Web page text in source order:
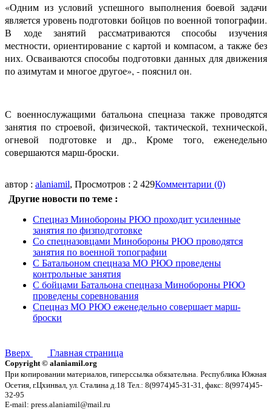
«Одним из условий успешного выполнения боевой задачи
является уровень подготовки бойцов по военной топографии.
В ходе занятий рассматриваются способы изучения
местности, ориентирование с картой и компасом, а также без
них. Осваиваются способы подготовки данных для движения
по азимутам и многое другое», - пояснил он.
С военнослужащими батальона спецназа также проводятся
занятия по строевой, физической, тактической, технической,
огневой подготовке и др., Кроме того, еженедельно
совершаются марш-броски.
автор : alaniamil, Просмотров : 2 429Комментарии (0)
Другие новости по теме :
Спецназ Минобороны РЮО проходит усиленные
занятия по физподготовке
Со спецназовцами Минобороны РЮО проводятся
занятия по военной топографии
С Батальоном спецназа МО РЮО проведены
контрольные занятия
С бойцами Батальона спецназа Минобороны РЮО
проведены соревнования
Спецназ МО РЮО еженедельно совершает марш-
броски
Вверх Главная страница
Copyright © alaniamil.org
При копировании материалов, гиперссылка обязательна. Республика Южная
Осетия, г.Цхинвал, ул. Сталина д.18 Тел.: 8(9974)45-31-31, факс: 8(9974)45-
32-95
E-mail: press.alaniamil@mail.ru